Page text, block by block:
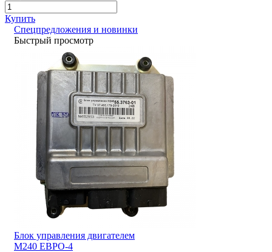
Купить
Спецпредложения и новинки
Быстрый просмотр
Блок управления двигателем
М240 ЕВРО-4